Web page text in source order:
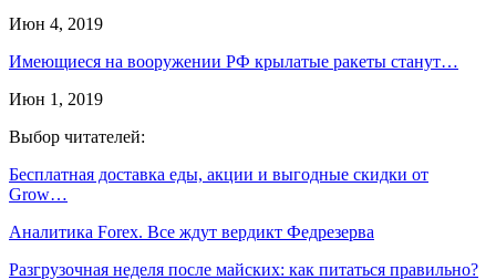
Июн 4, 2019
Имеющиеся на вооружении РФ крылатые ракеты станут…
Июн 1, 2019
Выбор читателей:
Бесплатная доставка еды, акции и выгодные скидки от
Grow…
Аналитика Forex. Все ждут вердикт Федрезерва
Разгрузочная неделя после майских: как питаться правильно?